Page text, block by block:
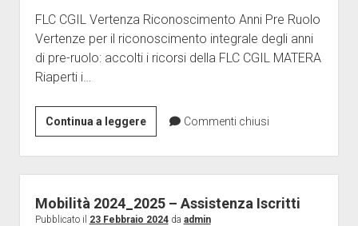
soddisfazione
Uricchio
FLC CGIL Vertenza Riconoscimento Anni Pre Ruolo
Vertenze per il riconoscimento integrale degli anni
di pre-ruolo: accolti i ricorsi della FLC CGIL MATERA
Riaperti i…
Continua a leggereVertenza
Riconoscimento
Anni
Pre
Ruolo
ATA
Commenti chiusi
Mobilità 2024_2025 – Assistenza Iscritti
Pubblicato il 23 Febbraio 2024da admin